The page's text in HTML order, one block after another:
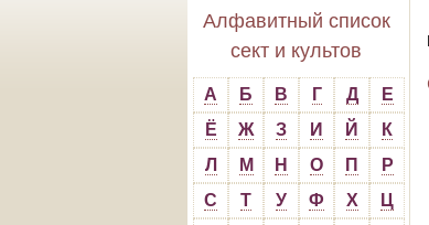
Помощь центру
Алфавитный список
сект и культов
А Б В Г Д
Е
Ё
Ж З И Й
К
Л
М Н О П
Р
С
Т У Ф Х
Ц